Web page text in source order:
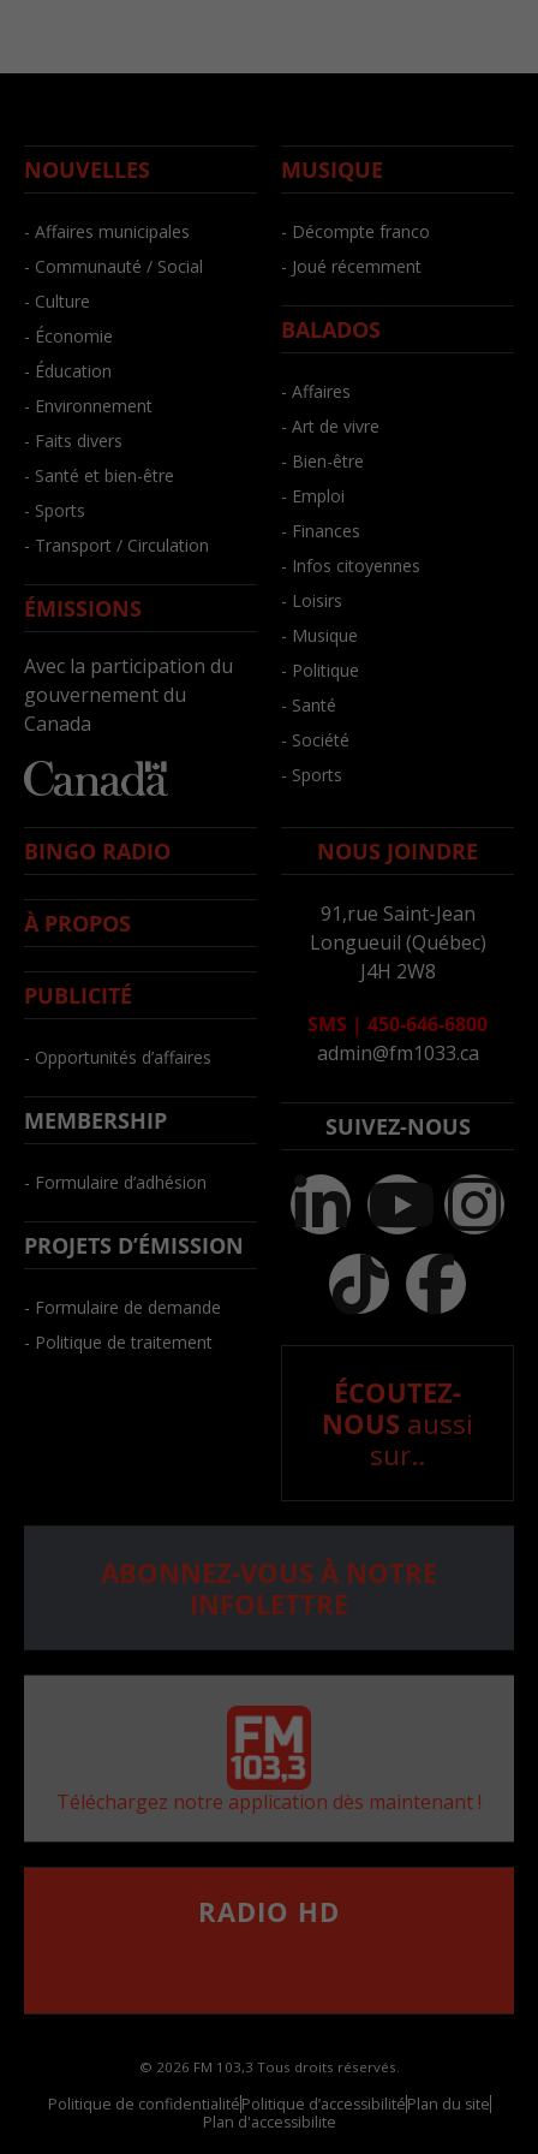
NOUVELLES
- Affaires municipales
- Communauté / Social
- Culture
- Économie
- Éducation
- Environnement
- Faits divers
- Santé et bien-être
- Sports
- Transport / Circulation
ÉMISSIONS
Avec la participation du
gouvernement du
Canada
MUSIQUE
- Décompte franco
- Joué récemment
BALADOS
- Affaires
- Art de vivre
- Bien-être
- Emploi
- Finances
- Infos citoyennes
- Loisirs
- Musique
- Politique
- Santé
- Société
- Sports
BINGO RADIO
À PROPOS
PUBLICITÉ
- Opportunités d’affaires
MEMBERSHIP
- Formulaire d’adhésion
PROJETS D’ÉMISSION
- Formulaire de demande
- Politique de traitement
NOUS JOINDRE
91,rue Saint-Jean
Longueuil (Québec)
J4H 2W8
SMS | 450-646-6800
admin@fm1033.ca
SUIVEZ-NOUS
ÉCOUTEZ-
NOUS aussi
sur..
ABONNEZ-VOUS À NOTRE
INFOLETTRE
Téléchargez notre application dès maintenant !
RADIO HD
© 2026 FM 103,3 Tous droits réservés.
Politique de confidentialitéPolitique d’accessibilitéPlan du site
Plan d'accessibilite